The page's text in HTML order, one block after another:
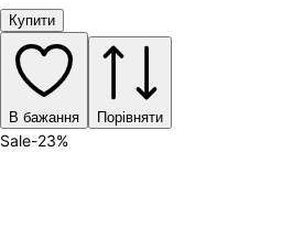
Купити
В бажання Порівняти
Sale-23%